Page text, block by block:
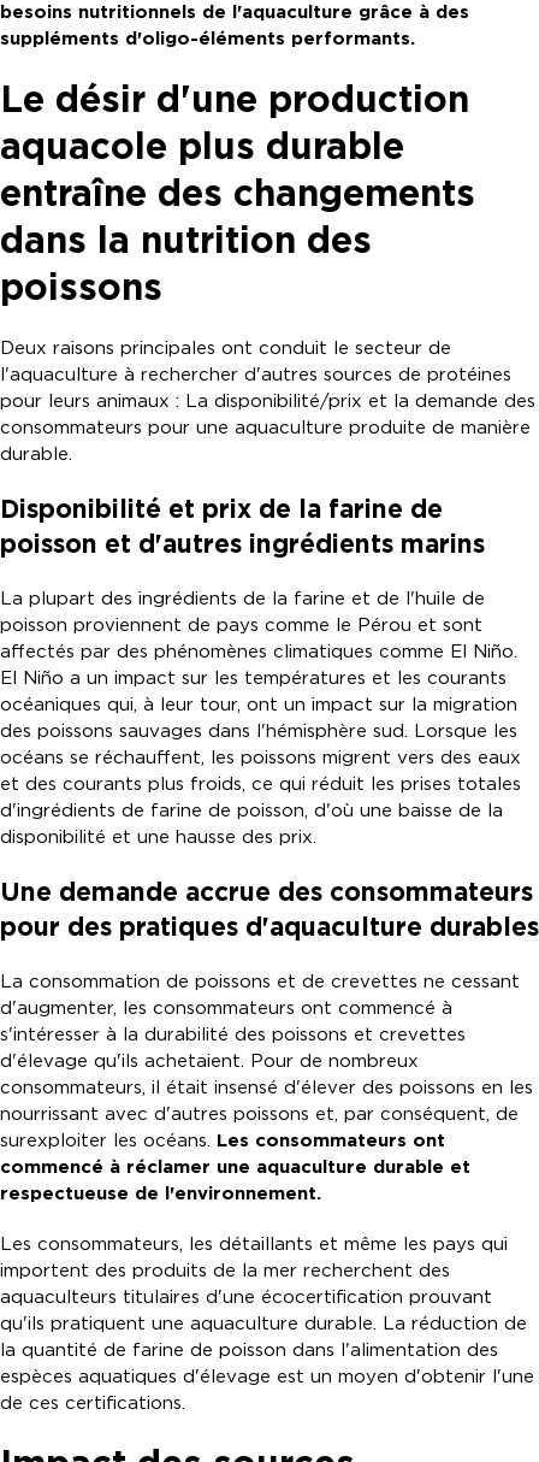
besoins nutritionnels de l'aquaculture grâce à des
suppléments d'oligo-éléments performants.
Le désir d'une production
aquacole plus durable
entraîne des changements
dans la nutrition des
poissons
Deux raisons principales ont conduit le secteur de
l'aquaculture à rechercher d'autres sources de protéines
pour leurs animaux : La disponibilité/prix et la demande des
consommateurs pour une aquaculture produite de manière
durable.
Disponibilité et prix de la farine de
poisson et d'autres ingrédients marins
La plupart des ingrédients de la farine et de l'huile de
poisson proviennent de pays comme le Pérou et sont
affectés par des phénomènes climatiques comme El Niño.
El Niño a un impact sur les températures et les courants
océaniques qui, à leur tour, ont un impact sur la migration
des poissons sauvages dans l'hémisphère sud. Lorsque les
océans se réchauffent, les poissons migrent vers des eaux
et des courants plus froids, ce qui réduit les prises totales
d'ingrédients de farine de poisson, d'où une baisse de la
disponibilité et une hausse des prix.
Une demande accrue des consommateurs
pour des pratiques d'aquaculture durables
La consommation de poissons et de crevettes ne cessant
d'augmenter, les consommateurs ont commencé à
s'intéresser à la durabilité des poissons et crevettes
d'élevage qu'ils achetaient. Pour de nombreux
consommateurs, il était insensé d'élever des poissons en les
nourrissant avec d'autres poissons et, par conséquent, de
surexploiter les océans. Les consommateurs ont
commencé à réclamer une aquaculture durable et
respectueuse de l'environnement.
Les consommateurs, les détaillants et même les pays qui
importent des produits de la mer recherchent des
aquaculteurs titulaires d'une écocertification prouvant
qu'ils pratiquent une aquaculture durable. La réduction de
la quantité de farine de poisson dans l'alimentation des
espèces aquatiques d'élevage est un moyen d'obtenir l'une
de ces certifications.